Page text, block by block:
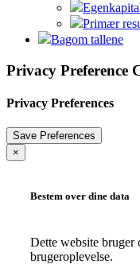
Primær
Bagom tallene
Privacy Preference
Privacy Preferences
×
Bestem over dine data
Dette website bruger
brugeroplevelse.